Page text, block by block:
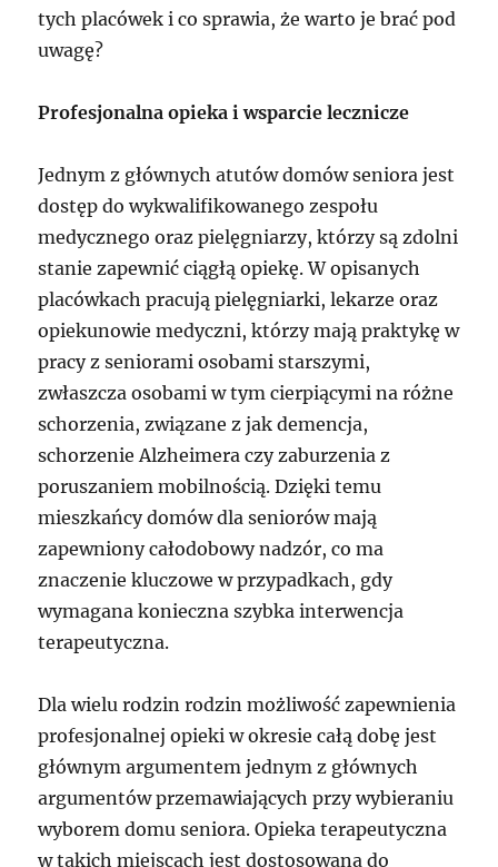
tych placówek i co sprawia, że warto je brać pod
uwagę?
Profesjonalna opieka i wsparcie lecznicze
Jednym z głównych atutów domów seniora jest
dostęp do wykwalifikowanego zespołu
medycznego oraz pielęgniarzy, którzy są zdolni
stanie zapewnić ciągłą opiekę. W opisanych
placówkach pracują pielęgniarki, lekarze oraz
opiekunowie medyczni, którzy mają praktykę w
pracy z seniorami osobami starszymi,
zwłaszcza osobami w tym cierpiącymi na różne
schorzenia, związane z jak demencja,
schorzenie Alzheimera czy zaburzenia z
poruszaniem mobilnością. Dzięki temu
mieszkańcy domów dla seniorów mają
zapewniony całodobowy nadzór, co ma
znaczenie kluczowe w przypadkach, gdy
wymagana konieczna szybka interwencja
terapeutyczna.
Dla wielu rodzin rodzin możliwość zapewnienia
profesjonalnej opieki w okresie całą dobę jest
głównym argumentem jednym z głównych
argumentów przemawiających przy wybieraniu
wyborem domu seniora. Opieka terapeutyczna
w takich miejscach jest dostosowana do